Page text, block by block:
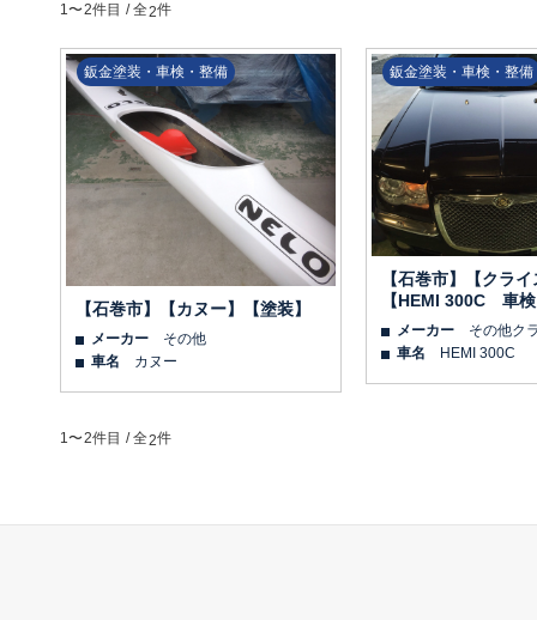
1〜2件目 / 全2件
鈑金塗装・車検・整備
【石巻市】【カヌー】【塗装】
メーカー
その他
車名
カヌー
鈑金塗装・車検・整備
【石巻市】【クラ
【HEMI 300C 車
メーカー
その他ク
車名
HEMI 300C
1〜2件目 / 全2件